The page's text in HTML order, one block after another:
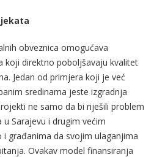
obveznica omogućava
koji direktno poboljšavaju kvalitet
Jedan od primjera koji je već
sredinama jeste izgradnja
ne samo da bi riješili problem
Sarajevu i drugim većim
građanima da svojim ulaganjima
Ovakav model finansiranja